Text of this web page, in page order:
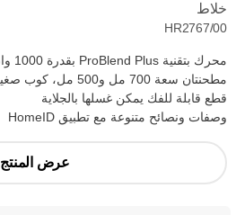
خلاط
HR2767/00
محرك بتقنية ProBlend Plus بقدرة 1000 واط
مطحنتان سعة 700 مل و500 مل، كوب صغير سعة 300 مل
قطع قابلة للفك يمكن غسلها بالجلاية
وصفات ونصائح متنوعة مع تطبيق HomeID
عرض المنتج